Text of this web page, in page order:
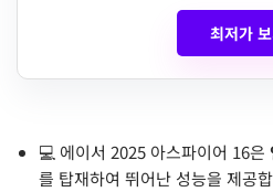
최저가
💻 에이서 2025 아스파이어 16은
를 탑재하여 뛰어난 성능을 제공